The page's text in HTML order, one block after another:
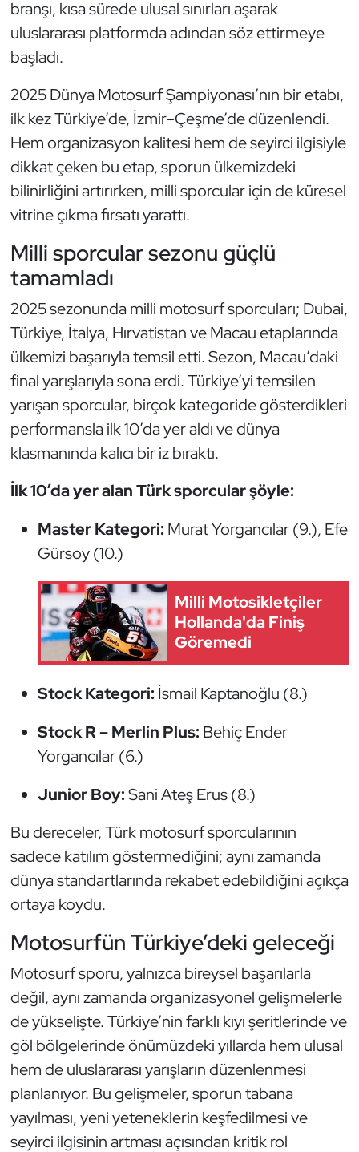
branşı, kısa sürede ulusal sınırları aşarak
uluslararası platformda adından söz ettirmeye
başladı.
2025 Dünya Motosurf Şampiyonası’nın bir etabı,
ilk kez Türkiye’de, İzmir–Çeşme’de düzenlendi.
Hem organizasyon kalitesi hem de seyirci ilgisiyle
dikkat çeken bu etap, sporun ülkemizdeki
bilinirliğini artırırken, milli sporcular için de küresel
vitrine çıkma fırsatı yarattı.
Milli sporcular sezonu güçlü
tamamladı
2025 sezonunda milli motosurf sporcuları; Dubai,
Türkiye, İtalya, Hırvatistan ve Macau etaplarında
ülkemizi başarıyla temsil etti. Sezon, Macau’daki
final yarışlarıyla sona erdi. Türkiye’yi temsilen
yarışan sporcular, birçok kategoride gösterdikleri
performansla ilk 10’da yer aldı ve dünya
klasmanında kalıcı bir iz bıraktı.
İlk 10’da yer alan Türk sporcular şöyle:
Master Kategori: Murat Yorgancılar (9.), Efe
Gürsoy (10.)
Milli Motosikletçiler
Hollanda'da Finiş
Göremedi
Stock Kategori: İsmail Kaptanoğlu (8.)
Stock R – Merlin Plus: Behiç Ender
Yorgancılar (6.)
Junior Boy:Sani Ateş Erus (8.)
Bu dereceler, Türk motosurf sporcularının
sadece katılım göstermediğini; aynı zamanda
dünya standartlarında rekabet edebildiğini açıkça
ortaya koydu.
Motosurfün Türkiye’deki geleceği
Motosurf sporu, yalnızca bireysel başarılarla
değil, aynı zamanda organizasyonel gelişmelerle
de yükselişte. Türkiye’nin farklı kıyı şeritlerinde ve
göl bölgelerinde önümüzdeki yıllarda hem ulusal
hem de uluslararası yarışların düzenlenmesi
planlanıyor. Bu gelişmeler, sporun tabana
yayılması, yeni yeteneklerin keşfedilmesi ve
seyirci ilgisinin artması açısından kritik rol
Golf
Halter
Hava Sporları
Hentbol
İşitme Engelli Sporcular
Judo ve Kuraş
Kano ve Rafting
Karate
Kayak
Kempo
Kick Boks
Kürek
Modern Pentatlon
Motor Sporları
Muay Thai
Okçuluk
Özel Sporcular
Paralimpik
Ragbi
Satranç
Su Topu
Sualtı Sporları
Tekvando
Tenis